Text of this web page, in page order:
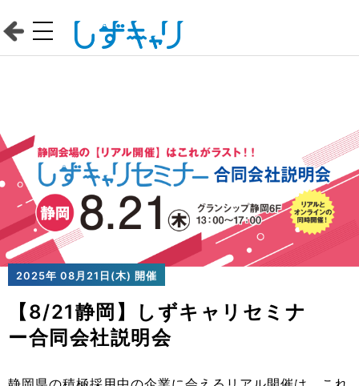
2025年 08月21日(木) 開催
【8/21静岡】しずキャリセミナ
ー合同会社説明会